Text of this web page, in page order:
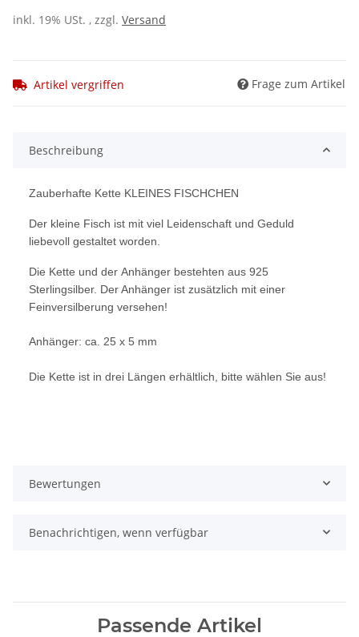
inkl. 19% USt. , zzgl. Versand
Artikel vergriffen Frage zum Artikel
Beschreibung
Zauberhafte Kette KLEINES FISCHCHEN
Der kleine Fisch ist mit viel Leidenschaft und Geduld
liebevoll gestaltet worden.
Die Kette und der Anhänger bestehten aus 925
Sterlingsilber. Der Anhänger ist zusätzlich mit einer
Feinversilberung versehen!
Anhänger: ca. 25 x 5 mm
Die Kette ist in drei Längen erhältlich, bitte wählen Sie aus!
Bewertungen
Benachrichtigen, wenn verfügbar
Passende Artikel